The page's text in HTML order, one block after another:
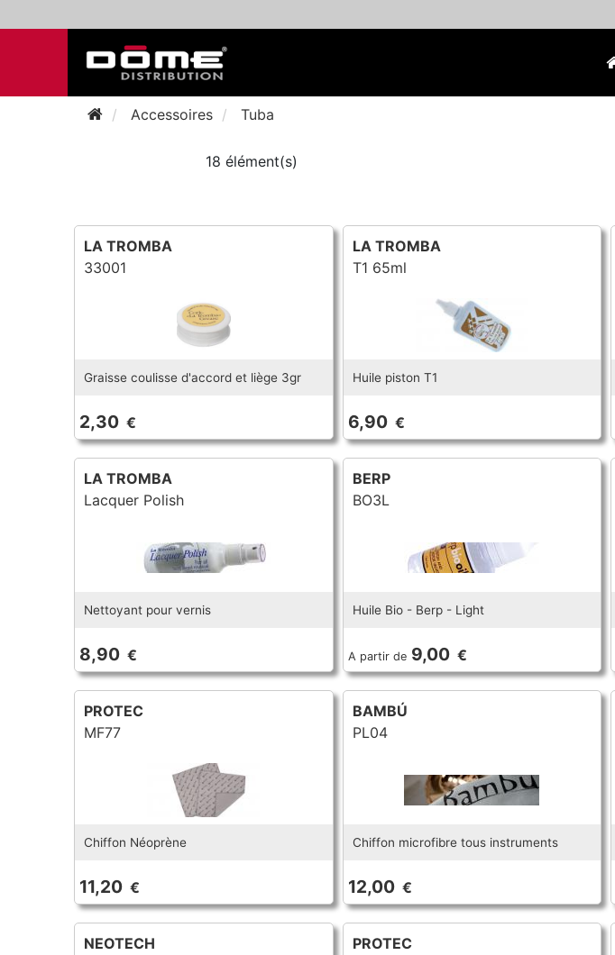
Accessoires Tuba
18 élément(s)
LA TROMBA
33001
Graisse coulisse d'accord et liège 3gr
2,30 €
LA TROMBA
T1 65ml
Huile piston T1
6,90 €
LA TROMBA
Lacquer Polish
Nettoyant pour vernis
8,90 €
BERP
BO3L
Huile Bio - Berp - Light
A partir de 9,00 €
PROTEC
MF77
Chiffon Néoprène
11,20 €
BAMBÚ
PL04
Chiffon microfibre tous instruments
12,00 €
NEOTECH
PROTEC